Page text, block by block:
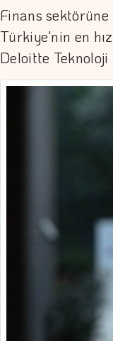
Finans
Türkiye'nin en
Deloitte